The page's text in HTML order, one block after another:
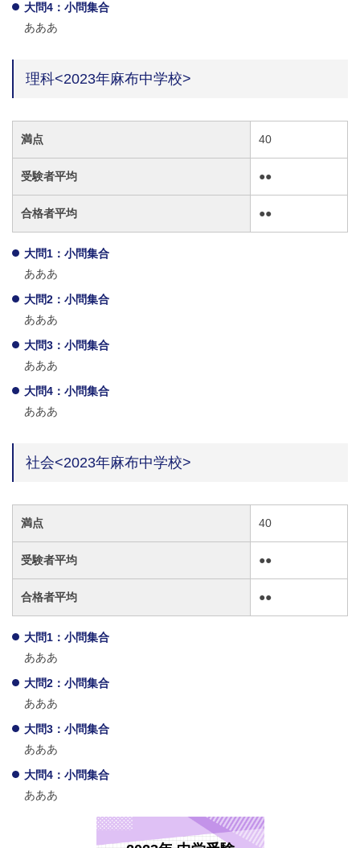
大問4：小問集合
あああ
理科<2023年麻布中学校>
満点 40
受験者平均 ●●
合格者平均 ●●
大問1：小問集合
あああ
大問2：小問集合
あああ
大問3：小問集合
あああ
大問4：小問集合
あああ
社会<2023年麻布中学校>
満点 40
受験者平均 ●●
合格者平均 ●●
大問1：小問集合
あああ
大問2：小問集合
あああ
大問3：小問集合
あああ
大問4：小問集合
あああ